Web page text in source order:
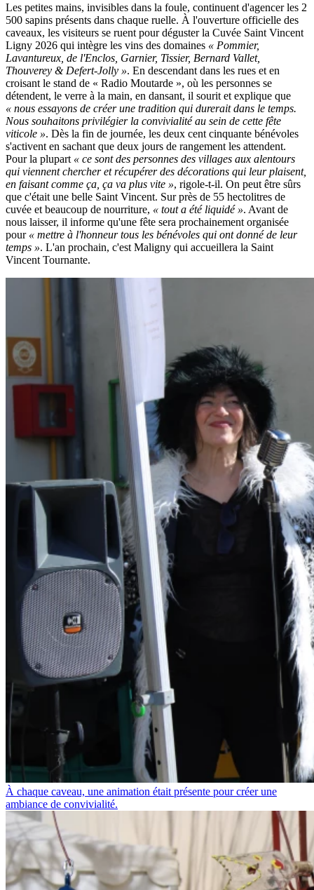
Les petites mains, invisibles dans la foule, continuent d'agencer les 2
500 sapins présents dans chaque ruelle. À l'ouverture officielle des
caveaux, les visiteurs se ruent pour déguster la Cuvée Saint Vincent
Ligny 2026 qui intègre les vins des domaines « Pommier,
Lavantureux, de l'Enclos, Garnier, Tissier, Bernard Vallet,
Thouverey & Defert-Jolly ». En descendant dans les rues et en
croisant le stand de « Radio Moutarde », où les personnes se
détendent, le verre à la main, en dansant, il sourit et explique que
« nous essayons de créer une tradition qui durerait dans le temps.
Nous souhaitons privilégier la convivialité au sein de cette fête
viticole ». Dès la fin de journée, les deux cent cinquante bénévoles
s'activent en sachant que deux jours de rangement les attendent.
Pour la plupart « ce sont des personnes des villages aux alentours
qui viennent chercher et récupérer des décorations qui leur plaisent,
en faisant comme ça, ça va plus vite », rigole-t-il. On peut être sûrs
que c'était une belle Saint Vincent. Sur près de 55 hectolitres de
cuvée et beaucoup de nourriture, « tout a été liquidé ». Avant de
nous laisser, il informe qu'une fête sera prochainement organisée
pour « mettre à l'honneur tous les bénévoles qui ont donné de leur
temps ». L'an prochain, c'est Maligny qui accueillera la Saint
Vincent Tournante.
À chaque caveau, une animation était présente pour créer une
ambiance de convivialité.